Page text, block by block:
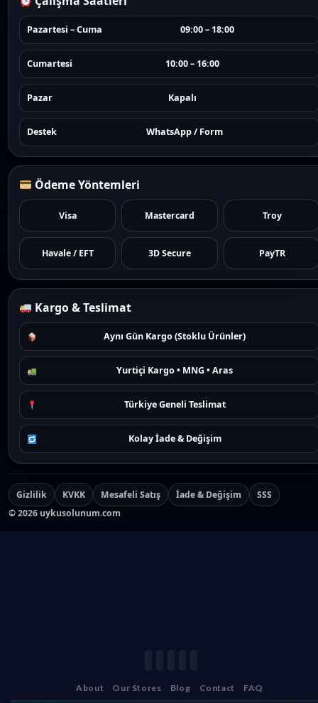
Pazartesi – Cuma 09:00 – 18:00
Cumartesi 10:00 – 16:00
Pazar Kapalı
Destek WhatsApp / Form
Ödeme Yöntemleri
Visa Mastercard Troy
Havale / EFT 3D Secure PayTR
Kargo & Teslimat
Aynı Gün Kargo (Stoklu Ürünler)
Yurtiçi Kargo • MNG • Aras
Türkiye Geneli Teslimat
Kolay İade & Değişim
Gizlilik KVKK Mesafeli Satış İade & Değişim
SSS
©2026 uykusolunum.com
About Our Stores Blog Contact FAQ